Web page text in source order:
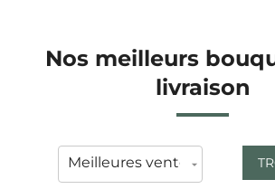
Nos meilleurs
livraison